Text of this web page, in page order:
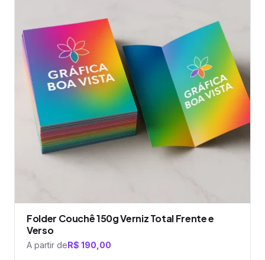
variantes.
As
opções
podem
ser
escolhidas
página
produto
Folder Couchê 150g Verniz Total Frente e
Verso
A partir deR$ 190,00